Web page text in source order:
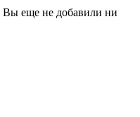
Вы еще не добавили ни